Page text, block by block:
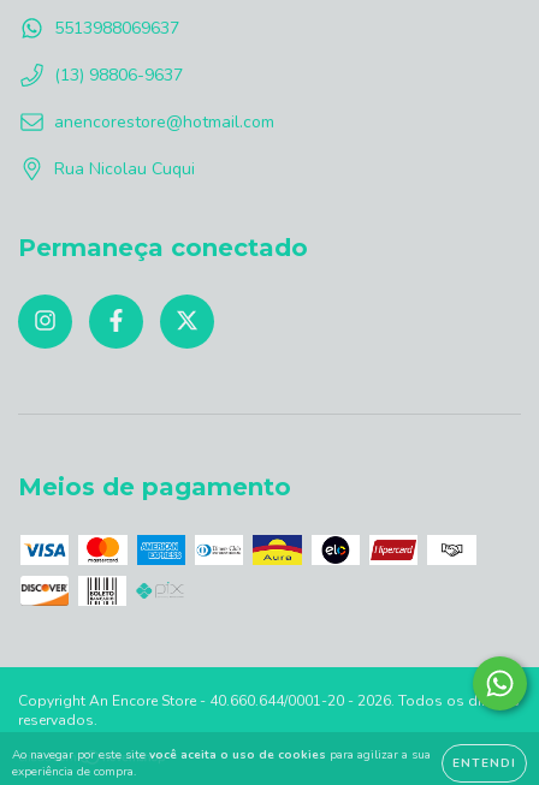
Ao navegar por este site você aceita o uso de cookies para agilizar a sua
experiência de compra.
ENTENDI
5513988069637
(13) 98806-9637
anencorestore@hotmail.com
Rua Nicolau Cuqui
Permaneça conectado
Meios de pagamento
Copyright An Encore Store - 40.660.644/0001-20 - 2026. Todos os direitos
reservados.